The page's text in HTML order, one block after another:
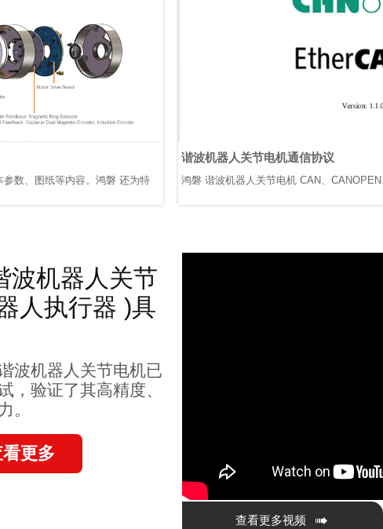
数、图纸等内容。鸿磐 还为特
谐波机器人关节电机通信协议
鸿磐 谐波机器人关节电机 CAN、
波机器人关节
人执行器 )具
波机器人关节电机已
，验证了其高精度、
。
更多
查看更多视频 